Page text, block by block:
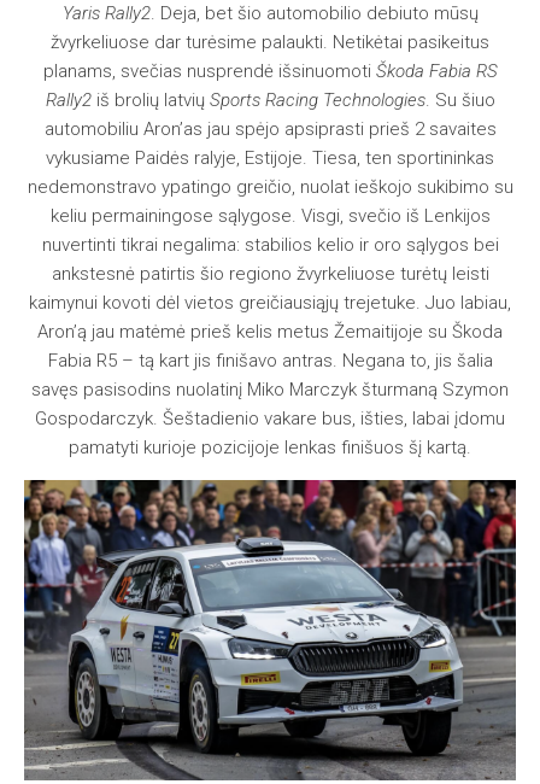
Yaris Rally2. Deja, bet šio automobilio debiuto mūsų
žvyrkeliuose dar turėsime palaukti. Netikėtai pasikeitus
planams, svečias nusprendė išsinuomoti Škoda Fabia RS
Rally2iš brolių latvių Sports Racing Technologies. Su šiuo
automobiliu Aron’as jau spėjo apsiprasti prieš 2 savaites
vykusiame Paidės ralyje, Estijoje. Tiesa, ten sportininkas
nedemonstravo ypatingo greičio, nuolat ieškojo sukibimo su
keliu permainingose sąlygose. Visgi, svečio iš Lenkijos
nuvertinti tikrai negalima: stabilios kelio ir oro sąlygos bei
ankstesnė patirtis šio regiono žvyrkeliuose turėtų leisti
kaimynui kovoti dėl vietos greičiausiąjų trejetuke. Juo labiau,
Aron’ą jau matėmė prieš kelis metus Žemaitijoje su Škoda
Fabia R5 – tą kart jis finišavo antras. Negana to, jis šalia
savęs pasisodins nuolatinį Miko Marczyk šturmaną Szymon
Gospodarczyk. Šeštadienio vakare bus, išties, labai įdomu
pamatyti kurioje pozicijoje lenkas finišuos šį kartą.